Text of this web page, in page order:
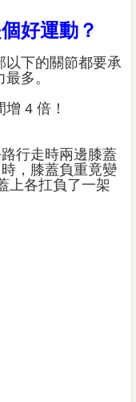
好運動？
以下的關節都要承
多。
4 倍！
行走時兩邊膝蓋
，膝蓋負重竟變
上各扛負了一架